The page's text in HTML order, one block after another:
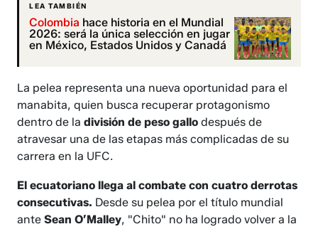
LEA TAMBIÉN
Colombia hace historia en el Mundial
2026: será la única selección en jugar
en México, Estados Unidos y Canadá
La pelea representa una nueva oportunidad para el
manabita, quien busca recuperar protagonismo
dentro de ladivisión de peso gallo después de
atravesar una de las etapas más complicadas de su
carrera en la UFC.
El ecuatoriano llega al combate con cuatro derrotas
consecutivas. Desde su pelea por el título mundial
anteSean O’Malley, "Chito" no ha logrado volver a la